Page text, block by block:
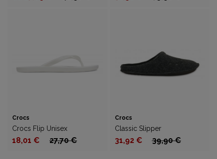
Crocs
Crocs Flip Unisex
18,01 € 27,70 €
Crocs
Classic Slipper
31,92 € 39,90 €